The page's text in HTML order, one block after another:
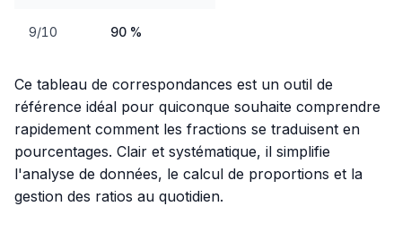
9/10 90 %
Ce tableau de correspondances est un outil de
référence idéal pour quiconque souhaite comprendre
rapidement comment les fractions se traduisent en
pourcentages. Clair et systématique, il simplifie
l'analyse de données, le calcul de proportions et la
gestion des ratios au quotidien.